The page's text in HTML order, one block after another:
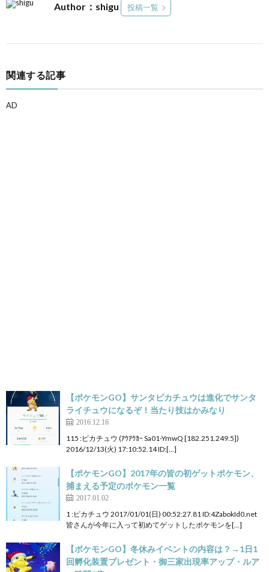
Author：shigu 投稿一覧
関連する記事
AD
【ポケモンGO】サンタピカチュウは進化でサンタ
ライチュウになるぞ！当たり技はかみなり
2016.12.16
115 :ピカチュウ (ｱｳｱｳｶｰ Sa01-YmwQ [182.251.249.5])
2016/12/13(火) 17:10:52.14 ID:[…]
【ポケモンGO】2017年の皆の初ゲットポケモン、
捕まえる予定のポケモン一覧
2017.01.02
1 :ピカチュウ 2017/01/01(日) 00:52:27.81 ID:4ZabokId0.net
皆さんが今年に入って初めてゲットしたポケモンを[…]
【ポケモンGO】冬休みイベントの内容は？→1日1
回孵化装置プレゼント・御三家出現率アップ・ルア